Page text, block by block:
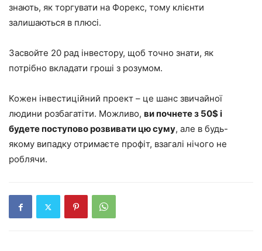
знають, як торгувати на Форекс, тому клієнти
залишаються в плюсі.
Засвойте 20 рад інвестору, щоб точно знати, як
потрібно вкладати гроші з розумом.
Кожен інвестиційний проект – це шанс звичайної
людини розбагатіти. Можливо, ви почнете з 50$ і
будете поступово розвивати цю суму, але в будь-
якому випадку отримаєте профіт, взагалі нічого не
роблячи.